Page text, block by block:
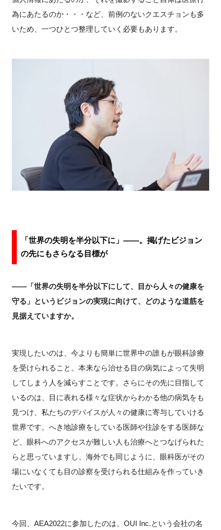
為にあたるのか・・・など、前例のないクエスチョンも多
いため、一つひとつ整理していく必要もあります。
「世界の失明を半分以下に」――。掲げたビジョン
の先にもさらなる目標が
――「世界の失明を半分以下にして、目から人々の健康を
守る」というビジョンの実現に向けて、どのような道筋を
見据えていますか。
実現したいのは、今よりも簡単に世界中の誰もが眼科診療
を受けられること。本来なら治せる目の病気によって失明
してしまう人を減らすことです。さらにその先に目指して
いるのは、目に表れる様々な症状からわかる他の病気をも
見つけ、私たちのデバイスが人々の健康に寄与していける
世界です。へき地診療をしている医師や往診をする医師な
ど、眼科へのアクセスが難しい人も治療へとつなげられた
らと思っていますし、海外でも同じように、眼科医がその
場にいなくても目の診察を受けられる仕組みを作っていき
たいです。
今回、AEA2022に参加したのは、OUI Inc.という会社の名